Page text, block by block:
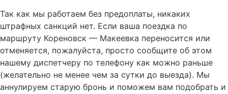
Так как мы работаем без предоплаты, никаких
штрафных санкций нет. Если ваша поездка по
маршруту Кореновск — Макеевка переносится или
отменяется, пожалуйста, просто сообщите об этом
нашему диспетчеру по телефону как можно раньше
(желательно не менее чем за сутки до выезда). Мы
аннулируем старую бронь и поможем вам подобрать и